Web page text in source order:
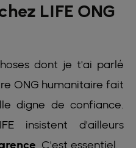
LIFE ONG
dont je t'ai parlé
ONG humanitaire fait
digne de confiance.
insistent d'ailleurs
. C'est essentiel.